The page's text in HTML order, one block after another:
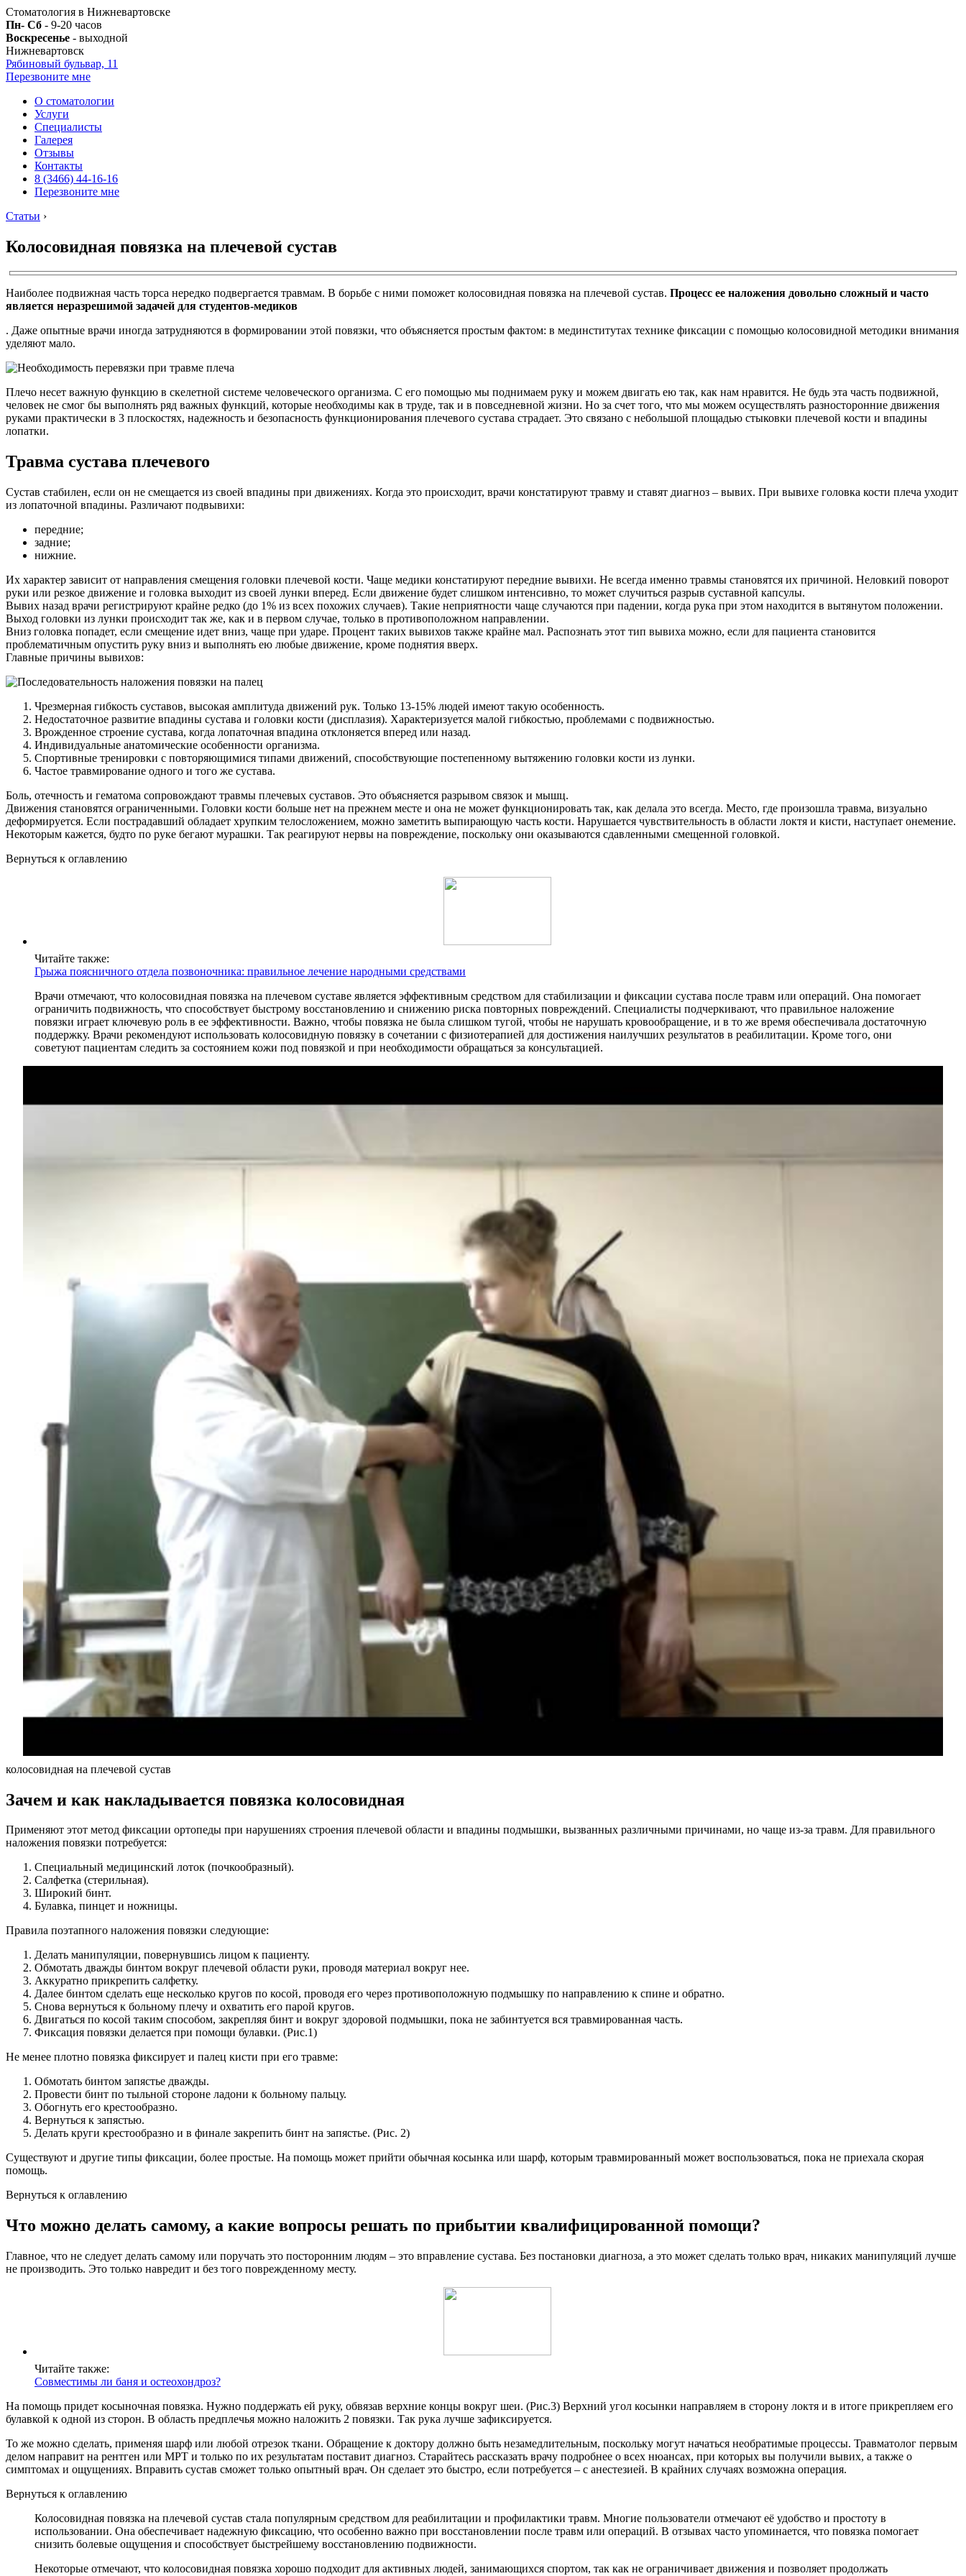
Стоматология в Нижневартовске
Пн- Сб - 9-20 часов
Воскресенье - выходной
Нижневартовск
Рябиновый бульвар, 11
Перезвоните мне
О стоматологии
Услуги
Специалисты
Галерея
Отзывы
Контакты
8 (3466) 44-16-16
Перезвоните мне
Статьи ›
Колосовидная повязка на плечевой сустав
Наиболее подвижная часть торса нередко подвергается травмам. В борьбе с ними поможет колосовидная повязка на плечевой сустав. Процесс ее наложения довольно сложный и часто
является неразрешимой задачей для студентов-медиков
. Даже опытные врачи иногда затрудняются в формировании этой повязки, что объясняется простым фактом: в мединститутах технике фиксации с помощью колосовидной методики внимания
уделяют мало.
Плечо несет важную функцию в скелетной системе человеческого организма. С его помощью мы поднимаем руку и можем двигать ею так, как нам нравится. Не будь эта часть подвижной,
человек не смог бы выполнять ряд важных функций, которые необходимы как в труде, так и в повседневной жизни. Но за счет того, что мы можем осуществлять разносторонние движения
руками практически в 3 плоскостях, надежность и безопасность функционирования плечевого сустава страдает. Это связано с небольшой площадью стыковки плечевой кости и впадины
лопатки.
Травма сустава плечевого
Сустав стабилен, если он не смещается из своей впадины при движениях. Когда это происходит, врачи констатируют травму и ставят диагноз – вывих. При вывихе головка кости плеча уходит
из лопаточной впадины. Различают подвывихи:
передние;
задние;
нижние.
Их характер зависит от направления смещения головки плечевой кости. Чаще медики констатируют передние вывихи. Не всегда именно травмы становятся их причиной. Неловкий поворот
руки или резкое движение и головка выходит из своей лунки вперед. Если движение будет слишком интенсивно, то может случиться разрыв суставной капсулы.
Вывих назад врачи регистрируют крайне редко (до 1% из всех похожих случаев). Такие неприятности чаще случаются при падении, когда рука при этом находится в вытянутом положении.
Выход головки из лунки происходит так же, как и в первом случае, только в противоположном направлении.
Вниз головка попадет, если смещение идет вниз, чаще при ударе. Процент таких вывихов также крайне мал. Распознать этот тип вывиха можно, если для пациента становится
проблематичным опустить руку вниз и выполнять ею любые движение, кроме поднятия вверх.
Главные причины вывихов:
Чрезмерная гибкость суставов, высокая амплитуда движений рук. Только 13-15% людей имеют такую особенность.
Недостаточное развитие впадины сустава и головки кости (дисплазия). Характеризуется малой гибкостью, проблемами с подвижностью.
Врожденное строение сустава, когда лопаточная впадина отклоняется вперед или назад.
Индивидуальные анатомические особенности организма.
Спортивные тренировки с повторяющимися типами движений, способствующие постепенному вытяжению головки кости из лунки.
Частое травмирование одного и того же сустава.
Боль, отечность и гематома сопровождают травмы плечевых суставов. Это объясняется разрывом связок и мышц.
Движения становятся ограниченными. Головки кости больше нет на прежнем месте и она не может функционировать так, как делала это всегда. Место, где произошла травма, визуально
деформируется. Если пострадавший обладает хрупким телосложением, можно заметить выпирающую часть кости. Нарушается чувствительность в области локтя и кисти, наступает онемение.
Некоторым кажется, будто по руке бегают мурашки. Так реагируют нервы на повреждение, поскольку они оказываются сдавленными смещенной головкой.
Вернуться к оглавлению
Читайте также:
Грыжа поясничного отдела позвоночника: правильное лечение народными средствами
Врачи отмечают, что колосовидная повязка на плечевом суставе является эффективным средством для стабилизации и фиксации сустава после травм или операций. Она помогает
ограничить подвижность, что способствует быстрому восстановлению и снижению риска повторных повреждений. Специалисты подчеркивают, что правильное наложение
повязки играет ключевую роль в ее эффективности. Важно, чтобы повязка не была слишком тугой, чтобы не нарушать кровообращение, и в то же время обеспечивала достаточную
поддержку. Врачи рекомендуют использовать колосовидную повязку в сочетании с физиотерапией для достижения наилучших результатов в реабилитации. Кроме того, они
советуют пациентам следить за состоянием кожи под повязкой и при необходимости обращаться за консультацией.
колосовидная на плечевой сустав
Зачем и как накладывается повязка колосовидная
Применяют этот метод фиксации ортопеды при нарушениях строения плечевой области и впадины подмышки, вызванных различными причинами, но чаще из-за травм. Для правильного
наложения повязки потребуется:
Специальный медицинский лоток (почкообразный).
Салфетка (стерильная).
Широкий бинт.
Булавка, пинцет и ножницы.
Правила поэтапного наложения повязки следующие:
Делать манипуляции, повернувшись лицом к пациенту.
Обмотать дважды бинтом вокруг плечевой области руки, проводя материал вокруг нее.
Аккуратно прикрепить салфетку.
Далее бинтом сделать еще несколько кругов по косой, проводя его через противоположную подмышку по направлению к спине и обратно.
Снова вернуться к больному плечу и охватить его парой кругов.
Двигаться по косой таким способом, закрепляя бинт и вокруг здоровой подмышки, пока не забинтуется вся травмированная часть.
Фиксация повязки делается при помощи булавки. (Рис.1)
Не менее плотно повязка фиксирует и палец кисти при его травме:
Обмотать бинтом запястье дважды.
Провести бинт по тыльной стороне ладони к больному пальцу.
Обогнуть его крестообразно.
Вернуться к запястью.
Делать круги крестообразно и в финале закрепить бинт на запястье. (Рис. 2)
Существуют и другие типы фиксации, более простые. На помощь может прийти обычная косынка или шарф, которым травмированный может воспользоваться, пока не приехала скорая
помощь.
Вернуться к оглавлению
Что можно делать самому, а какие вопросы решать по прибытии квалифицированной помощи?
Главное, что не следует делать самому или поручать это посторонним людям – это вправление сустава. Без постановки диагноза, а это может сделать только врач, никаких манипуляций лучше
не производить. Это только навредит и без того поврежденному месту.
Читайте также:
Совместимы ли баня и остеохондроз?
На помощь придет косыночная повязка. Нужно поддержать ей руку, обвязав верхние концы вокруг шеи. (Рис.3) Верхний угол косынки направляем в сторону локтя и в итоге прикрепляем его
булавкой к одной из сторон. В область предплечья можно наложить 2 повязки. Так рука лучше зафиксируется.
То же можно сделать, применяя шарф или любой отрезок ткани. Обращение к доктору должно быть незамедлительным, поскольку могут начаться необратимые процессы. Травматолог первым
делом направит на рентген или МРТ и только по их результатам поставит диагноз. Старайтесь рассказать врачу подробнее о всех нюансах, при которых вы получили вывих, а также о
симптомах и ощущениях. Вправить сустав сможет только опытный врач. Он сделает это быстро, если потребуется – с анестезией. В крайних случаях возможна операция.
Вернуться к оглавлению
Колосовидная повязка на плечевой сустав стала популярным средством для реабилитации и профилактики травм. Многие пользователи отмечают её удобство и простоту в
использовании. Она обеспечивает надежную фиксацию, что особенно важно при восстановлении после травм или операций. В отзывах часто упоминается, что повязка помогает
снизить болевые ощущения и способствует быстрейшему восстановлению подвижности.
Некоторые отмечают, что колосовидная повязка хорошо подходит для активных людей, занимающихся спортом, так как не ограничивает движения и позволяет продолжать